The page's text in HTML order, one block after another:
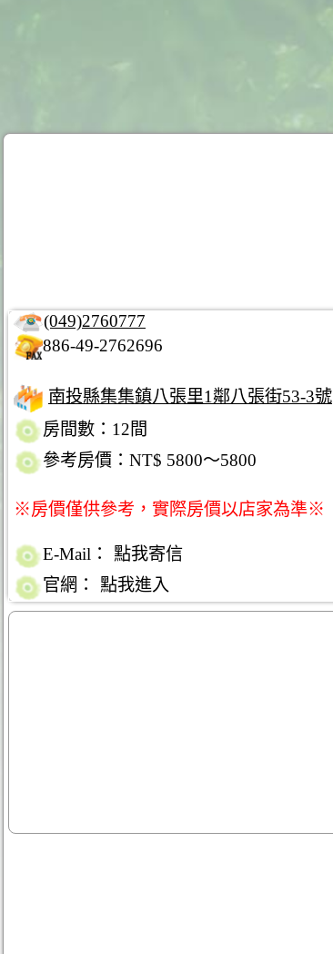
(049)2760777
886-49-2762696
南投縣集集鎮八張里1鄰八張街53-3號
房間數：12間
參考房價：NT$ 5800～5800
※房價僅供參考，實際房價以店家為準※
E-Mail：
點我寄信
官網：
點我進入